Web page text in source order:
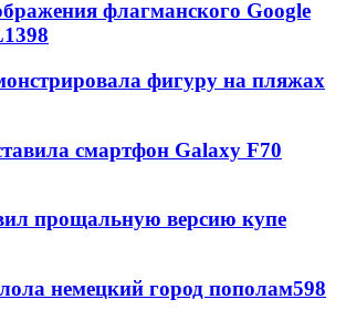
флагманского Google
1398
фигуру на пляжах
смартфон Galaxy F70
прощальную версию купе
немецкий город пополам598